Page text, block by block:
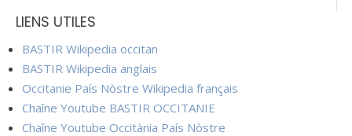
LIENS UTILES
BASTIR Wikipedia occitan
BASTIR Wikipedia anglais
Occitanie País Nòstre Wikipedia français
Chaîne Youtube BASTIR OCCITANIE
Chaîne Youtube Occitània País Nòstre